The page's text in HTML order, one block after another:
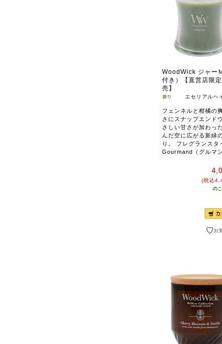
WoodWick ジャー
付き）【直営店限
売】
エセリアルヘ
フェンネルと柑橘の
さにスナップエンド
さしい甘さが加わっ
んだ空に広がる新緑
り。 フレグランスタ
Gourmand（グルマン
(税込
の